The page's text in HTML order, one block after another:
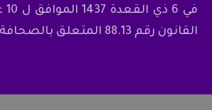
القانون رقم 88.13 المتعلق بالصحافة والنشر.